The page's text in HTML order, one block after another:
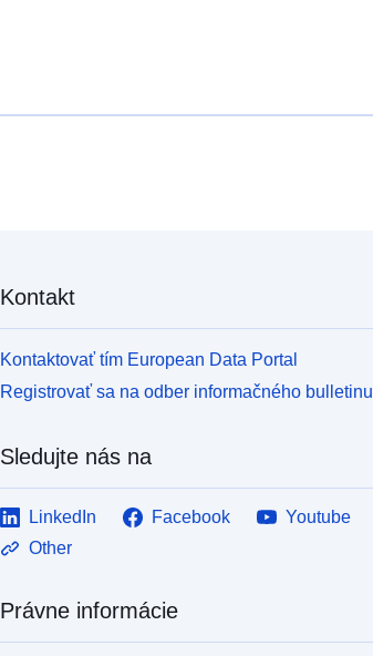
Kontakt
Kontaktovať tím European Data Portal
Registrovať sa na odber informačného bulletinu
Sledujte nás na
LinkedIn Facebook
Youtube
Other
Právne informácie